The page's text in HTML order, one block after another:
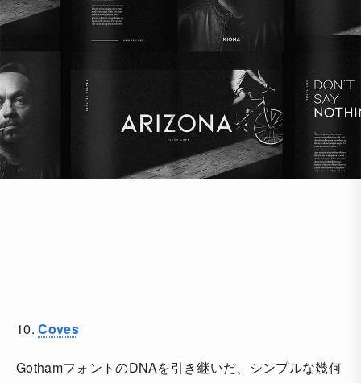
10.Coves
GothamフォントのDNAを引き継いだ、シンプルな幾何